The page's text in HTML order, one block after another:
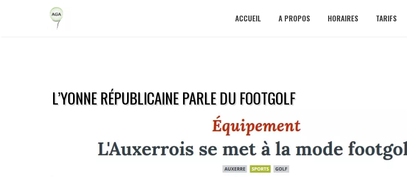
ACCUEIL A PROPOS HORAIRES TARIFS
L’YONNE RÉPUBLICAINE PARLE DU FOOTGOLF